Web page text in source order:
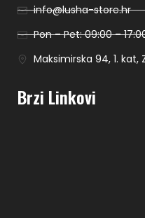
info@lusha-store.hr
Pon – Pet: 09:00 –
Maksimirska 94, 1. kat,
Brzi Linkovi